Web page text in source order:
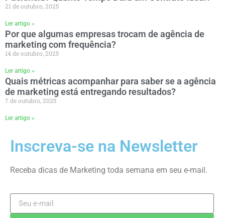
21 de outubro, 2025
Ler artigo »
Por que algumas empresas trocam de agência de
marketing com frequência?
14 de outubro, 2025
Ler artigo »
Quais métricas acompanhar para saber se a agência
de marketing está entregando resultados?
7 de outubro, 2025
Ler artigo »
Inscreva-se na Newsletter
Receba dicas de Marketing toda semana em seu e-mail.